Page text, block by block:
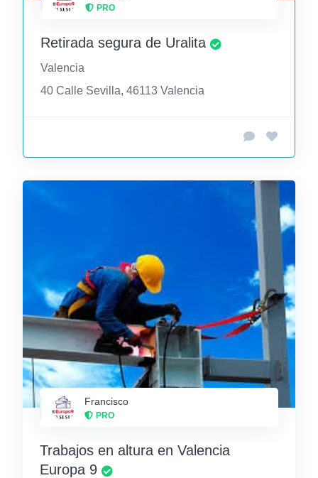
PRO
Retirada segura de Uralita
Valencia
40 Calle Sevilla, 46113 Valencia
Francisco
PRO
Trabajos en altura en Valencia
Europa 9